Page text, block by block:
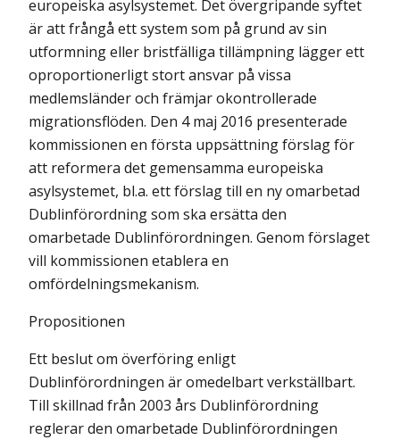
europeiska asylsystemet. Det övergripande syftet
är att frångå ett system som på grund av sin
utformning eller bristfälliga tillämpning lägger ett
oproportionerligt stort ansvar på vissa
medlemsländer och främjar okontrollerade
migrationsflöden. Den 4 maj 2016 presenterade
kommissionen en första uppsättning förslag för
att reformera det gemensamma europeiska
asylsystemet, bl.a. ett förslag till en ny omarbetad
Dublinförordning som ska ersätta den
omarbetade Dublinförordningen. Genom förslaget
vill kommis­sionen etablera en
omfördelningsmekanism.
Propositionen
Ett beslut om överföring enligt
Dublinförordningen är omedelbart verkställbart.
Till skillnad från 2003 års Dublinförordning
reglerar den omarbetade Dublinförordningen